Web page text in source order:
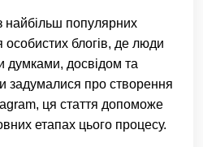
найбільш популярних
блогів, де люди
думками, досвідом та
задумалися про створення
ця стаття допоможе
етапах цього процесу.